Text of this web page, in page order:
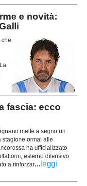
e novità:
che
fascia: ecco
mette a segno un
stagione ormai alle
ha ufficializzato
esterno difensivo
a rinforzar... leggi